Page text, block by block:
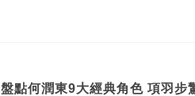
盤點何潤東9大經典角色 項羽步